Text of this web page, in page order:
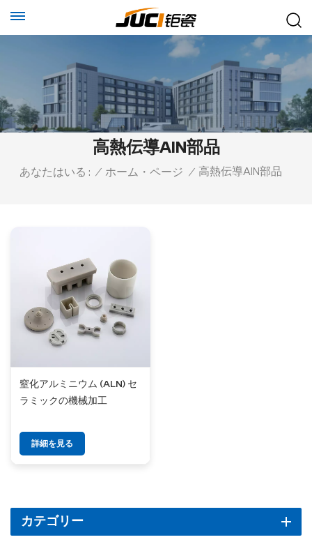
高熱伝導AlN部品
あなたはいる : / ホーム・ページ / 高熱伝導AlN部品
窒化アルミニウム (ALN) セ
ラミックの機械加工
詳細を見る
カテゴリー